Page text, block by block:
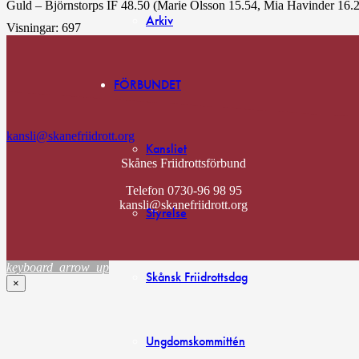
Arkiv
FÖRBUNDET
Kansliet
Styrelse
Skånsk Friidrottsdag
Ungdomskommittén
Guld – Björnstorps IF 48.50 (Marie Olsson 15.54, Mia Havinder
Visningar: 697
kansli@skanefriidrott.org
Skånes Friidrottsförbund
Telefon 0730-96 98 95
kansli@skanefriidrott.org
keyboard_arrow_up
×